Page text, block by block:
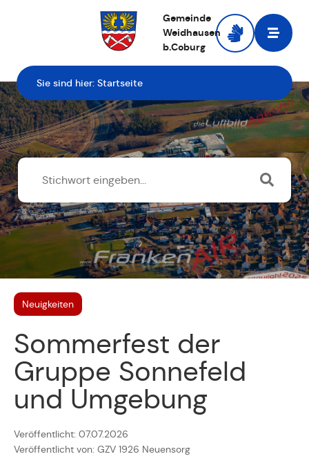
Gemeinde
Weidhausen
b.Coburg
Sie sind hier: Startseite
Neuigkeiten
Sommerfest der
Gruppe Sonnefeld
und Umgebung
Veröffentlicht: 07.07.2026
Veröffentlicht von: GZV 1926 Neuensorg